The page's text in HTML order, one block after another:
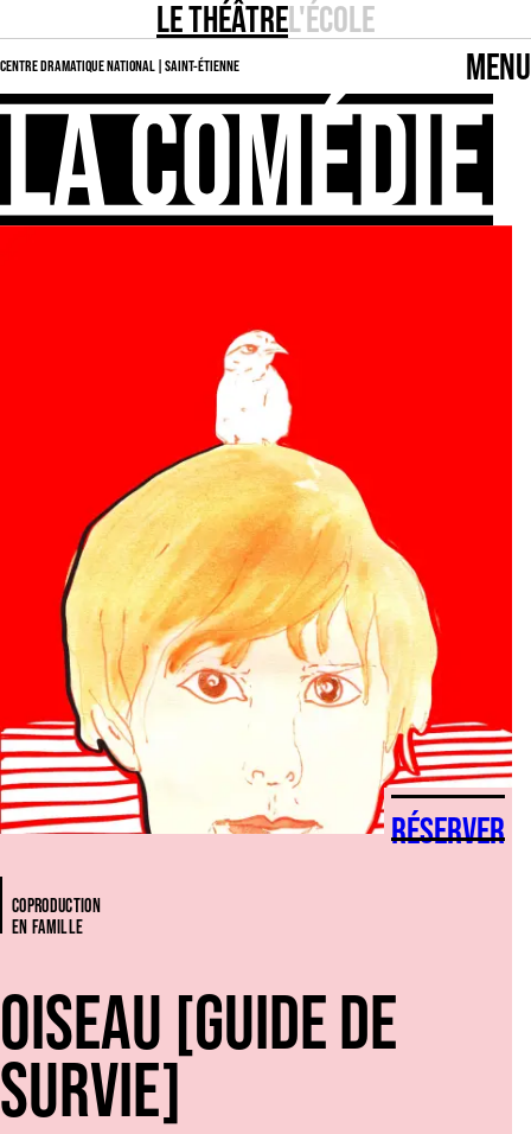
LE THÉÂTREL'ÉCOLE
CENTRE DRAMATIQUE NATIONAL | SAINT-ÉTIENNE MENU
RÉSERVER
COPRODUCTION
EN FAMILLE
OISEAU [GUIDE DE
SURVIE]